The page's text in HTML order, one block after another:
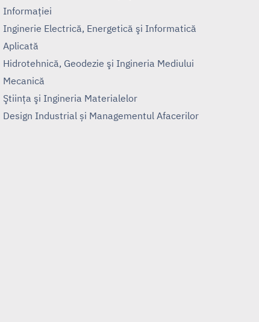
Informaţiei
Inginerie Electrică, Energetică şi Informatică
Aplicată
Hidrotehnică, Geodezie şi Ingineria Mediului
Mecanică
Ştiinţa şi Ingineria Materialelor
Design Industrial și Managementul Afacerilor